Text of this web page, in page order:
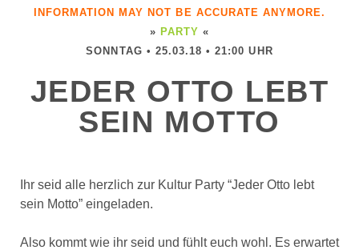
INFORMATION MAY NOT BE ACCURATE ANYMORE.
» PARTY «
SONNTAG • 25.03.18 • 21:00 UHR
JEDER OTTO LEBT
SEIN MOTTO
Ihr seid alle herzlich zur Kultur Party “Jeder Otto lebt
sein Motto” eingeladen.
Also kommt wie ihr seid und fühlt euch wohl. Es erwartet